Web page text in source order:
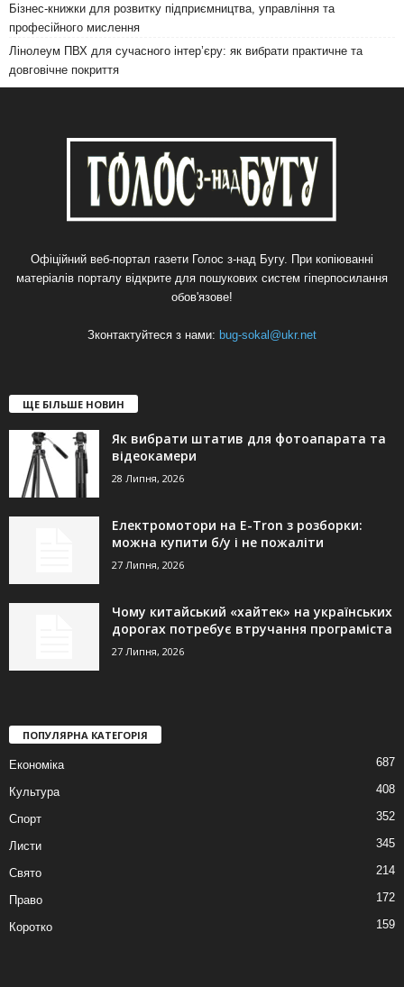
Бізнес-книжки для розвитку підприємництва, управління та
професійного мислення
Лінолеум ПВХ для сучасного інтер’єру: як вибрати практичне та
довговічне покриття
Офіційний веб-портал газети Голос з-над Бугу. При копіюванні
матеріалів порталу відкрите для пошукових систем гіперпосилання
обов'язове!
Зконтактуйтеся з нами: bug-sokal@ukr.net
ЩЕ БІЛЬШЕ НОВИН
Як вибрати штатив для фотоапарата та
відеокамери
28 Липня, 2026
Електромотори на E-Tron з розборки:
можна купити б/у і не пожаліти
27 Липня, 2026
Чому китайський «хайтек» на українських
дорогах потребує втручання програміста
27 Липня, 2026
ПОПУЛЯРНА КАТЕГОРІЯ
Економіка 687
Культура 408
Спорт 352
Листи 345
Свято 214
Право 172
Коротко 159